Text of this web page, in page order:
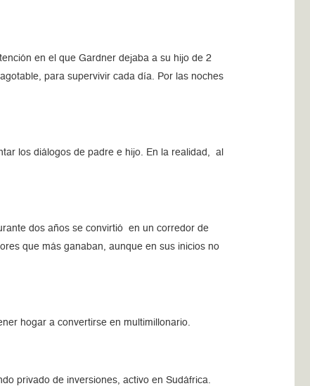
en el que Gardner dejaba a su hijo de 2
para supervivir cada día. Por las noches
los diálogos de padre e hijo. En la realidad, al
dos años se convirtió en un corredor de
que más ganaban, aunque en sus inicios no
hogar a convertirse en multimillonario.
privado de inversiones, activo en Sudáfrica.